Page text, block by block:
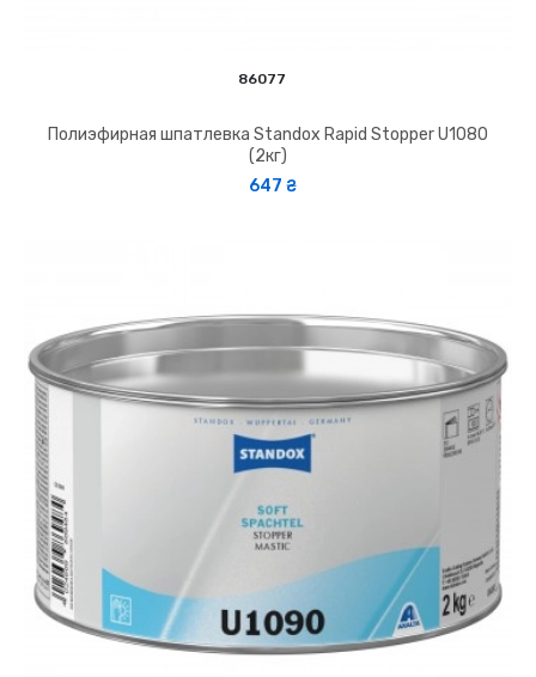
86077
Полиэфирная шпатлевка Standox Rapid Stopper U1080
(2кг)
647 ₴